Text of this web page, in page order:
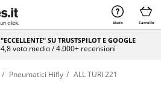
Aiuto Carrello
"ECCELLENTE" SU TRUSTSPILOT E GOOGLE
4,8 voto medio / 4.000+ recensioni
Pneumatici Hifly
ALL TURI 221